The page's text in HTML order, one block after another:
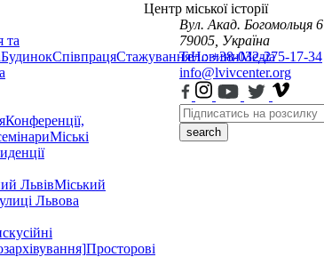
та
БудинокСпівпрацяСтажуванняНовиниМедіа
Конференції,
Міські
ЛьвівМіський
Львова
Просторові
Центр міської історії
Вул. Акад. Богомольця 6
79005, Україна
Тел.: +38-032-275-17-34
info@lvivcenter.org
search